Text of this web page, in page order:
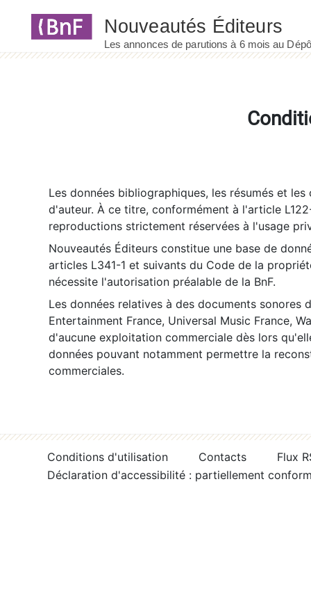
Les données bibliographiques, les résumés et
d'auteur. À ce titre, conformément à l'article
reproductions strictement réservées à l'usage
Nouveautés Éditeurs constitue une base de
articles L341-1 et suivants du Code de la
nécessite l'autorisation préalable de la BnF.
Les données relatives à des documents sonores
Entertainment France, Universal Music France,
d'aucune exploitation commerciale dès lors
données pouvant notamment permettre la
commerciales.
Conditions d'utilisation Contacts
Flux
Déclaration d'accessibilité : partiellement